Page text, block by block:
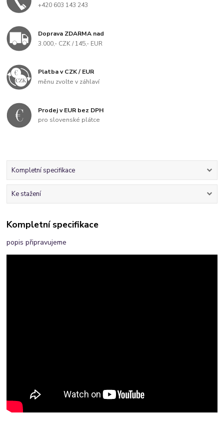
+420 603 143 243
Doprava ZDARMA nad
3.000,- CZK / 145,- EUR
Platba v CZK / EUR
měnu zvolte v záhlaví
Prodej v EUR bez DPH
pro slovenské plátce
Kompletní specifikace
Ke stažení
Kompletní specifikace
popis připravujeme